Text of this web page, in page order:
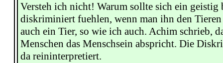
Versteh ich nicht! Warum sollte sich ein geistig
diskriminiert fuehlen, wenn man ihn den
auch ein Tier, so wie ich auch. Achim schrieb,
Menschen das Menschsein abspricht. Die
da reininterpretiert.